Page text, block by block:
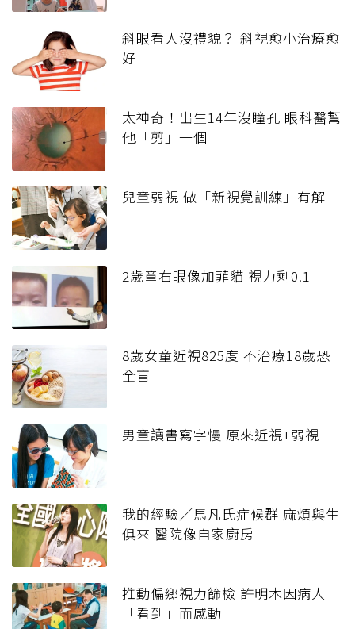
斜眼看人沒禮貌？ 斜視愈小治療愈
好
太神奇！出生14年沒瞳孔 眼科醫幫
他「剪」一個
兒童弱視 做「新視覺訓練」有解
2歲童右眼像加菲貓 視力剩0.1
8歲女童近視825度 不治療18歲恐
全盲
男童讀書寫字慢 原來近視+弱視
我的經驗／馬凡氏症候群 麻煩與生
俱來 醫院像自家廚房
推動偏鄉視力篩檢 許明木因病人
「看到」而感動